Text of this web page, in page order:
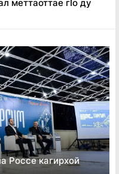
меттаоттае гӏо ду
Россе кагирхой